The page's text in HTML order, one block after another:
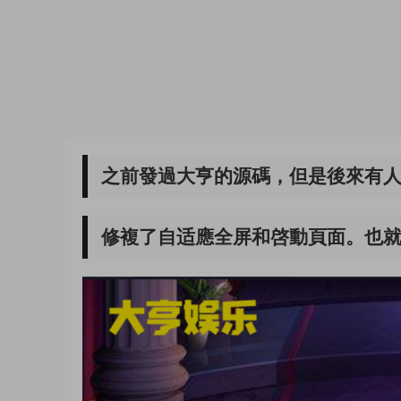
之前發過大亨的源碼，但是後來有
修複了自适應全屏和啓動頁面。也